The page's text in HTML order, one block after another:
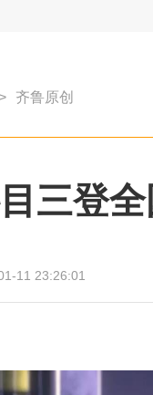
> 齐鲁原创
三登
11 23:26:01